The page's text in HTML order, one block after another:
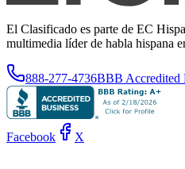
El Clasificado es parte de EC
multimedia líder de habla hispana
888-277-4736BBB Accredited
Facebook X